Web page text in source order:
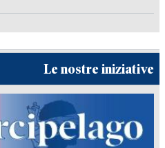
Le nostre iniziative